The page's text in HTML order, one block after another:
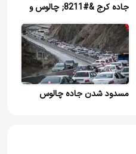
جاده کرج &#8211; چالوس و
آزادراه تهران &#8211; شمال
مسدود شدن جاده چالوس